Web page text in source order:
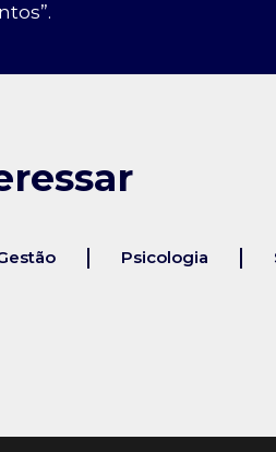
Psicologia